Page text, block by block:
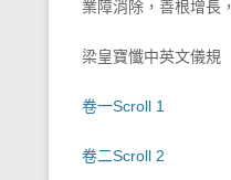
業障消除，善根增長
梁皇寶懺中英文儀規
卷一Scroll 1
卷二Scroll 2